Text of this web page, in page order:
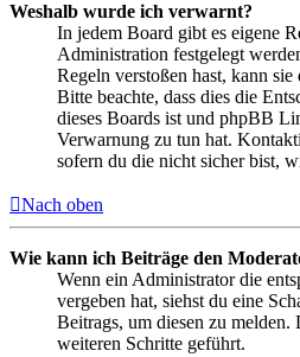
Weshalb wurde ich verwarnt?
In jedem Board gibt es eigene
Administration festgelegt
Regeln verstoßen hast, kann
Bitte beachte, dass dies die
dieses Boards ist und phpBB
Verwarnung zu tun hat.
sofern du die nicht sicher bist,
Nach oben
Wie kann ich Beiträge den
Wenn ein Administrator die
vergeben hat, siehst du eine
Beitrags, um diesen zu
weiteren Schritte geführt.